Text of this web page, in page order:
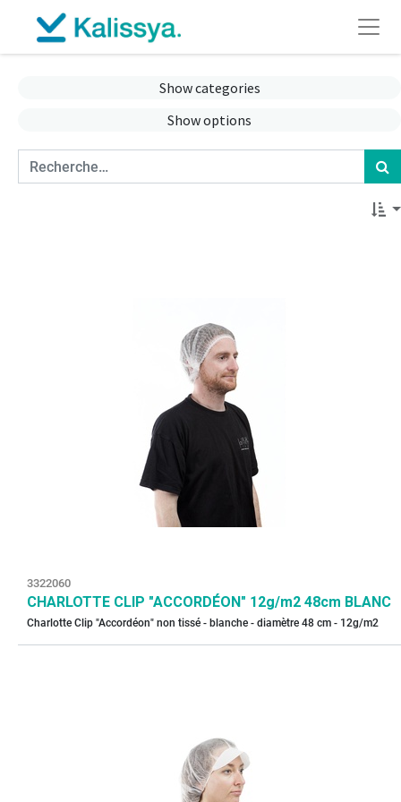
Show categories
Show options
3322060
CHARLOTTE CLIP "ACCORDÉON" 12g/m2 48cm BLANC
Charlotte Clip "Accordéon" non tissé - blanche - diamètre 48 cm - 12g/m2